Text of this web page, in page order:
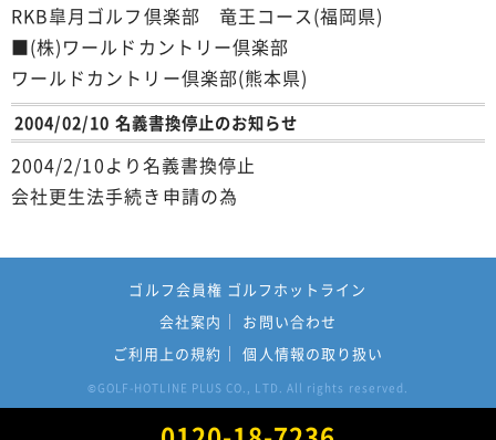
RKB皐月ゴルフ倶楽部 竜王コース(福岡県)
■(株)ワールドカントリー倶楽部
ワールドカントリー倶楽部(熊本県)
2004/02/10 名義書換停止のお知らせ
2004/2/10より名義書換停止
会社更生法手続き申請の為
ゴルフ会員権 ゴルフホットライン
会社案内
お問い合わせ
ご利用上の規約
個人情報の取り扱い
© GOLF-HOTLINE PLUS CO., LTD. All rights reserved.